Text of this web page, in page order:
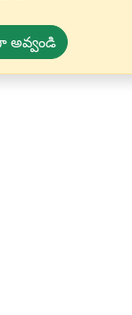
అవ్వండి